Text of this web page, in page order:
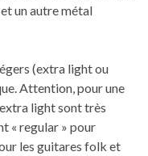
un autre métal
(extra light ou
Attention, pour une
light sont très
« regular » pour
les guitares folk et